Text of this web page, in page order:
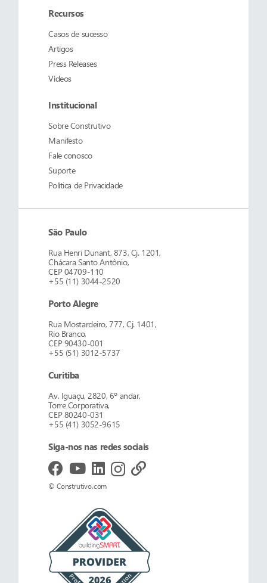
Recursos
Casos de sucesso
Artigos
Press Releases
Vídeos
Institucional
SobreConstrutivo
Manifesto
Fale conosco
Suporte
Política de Privacidade
São Paulo
Rua Henri Dunant, 873, Cj. 1201,
Chácara Santo Antônio,
CEP 04709-110
+55 (11) 3044-2520
Porto Alegre
Rua Mostardeiro, 777, Cj. 1401,
Rio Branco,
CEP 90430-001
+55 (51) 3012-5737
Curitiba
Av. Iguaçu, 2820, 6º andar,
Torre Corporativa,
CEP 80240-031
+55 (41) 3052-9615
Siga-nos nas redes sociais
© Construtivo.com